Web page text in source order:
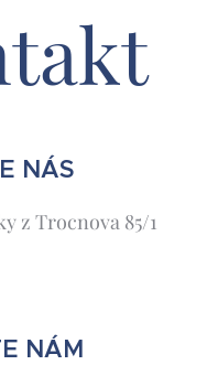
NÁS
z Trocnova 85/1
NÁM